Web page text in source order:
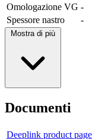
Omologazione VG -
Spessore nastro
-
Mostra di più
Documenti
Deeplink product page